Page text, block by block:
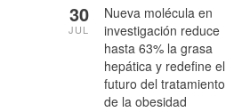
Nueva molécula en
investigación reduce
hasta 63% la grasa
hepática y redefine el
futuro del tratamiento
de la obesidad
30
JUL